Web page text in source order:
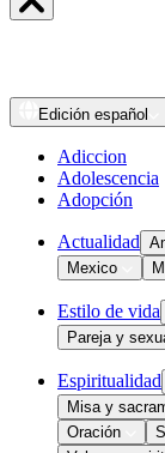
Edición español
Adiccion
Adolescencia
Adopción
Actualidad
Mexico
Estilo de vida
Pareja y
Espiritualidad
Misa y
Oración